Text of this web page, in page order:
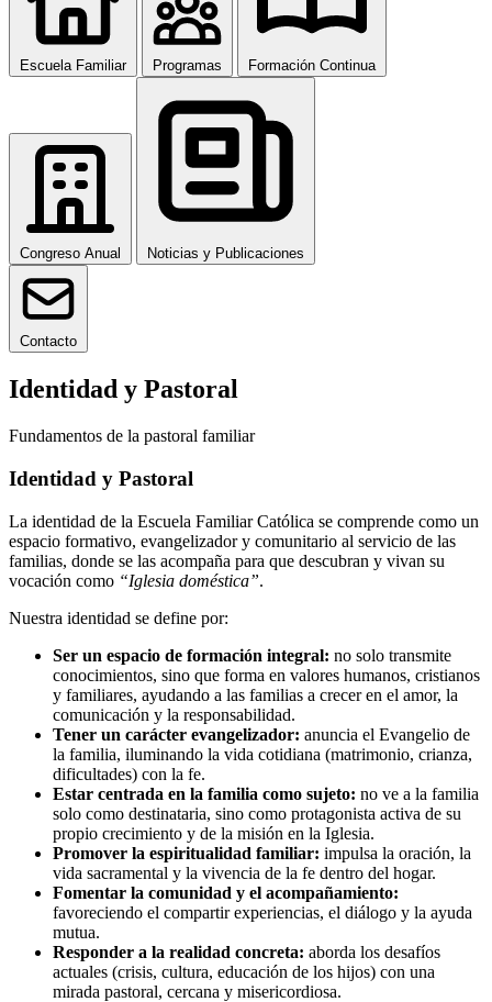
Escuela Familiar Programas Formación Continua
Congreso Anual Noticias y Publicaciones
Contacto
Identidad y Pastoral
Fundamentos de la pastoral familiar
Identidad y Pastoral
La identidad de la Escuela Familiar Católica se comprende como un
espacio formativo, evangelizador y comunitario al servicio de las
familias, donde se las acompaña para que descubran y vivan su
vocación como “Iglesia doméstica”.
Nuestra identidad se define por:
Ser un espacio de formación integral: no solo transmite
conocimientos, sino que forma en valores humanos, cristianos
y familiares, ayudando a las familias a crecer en el amor, la
comunicación y la responsabilidad.
Tener un carácter evangelizador: anuncia el Evangelio de
la familia, iluminando la vida cotidiana (matrimonio, crianza,
dificultades) con la fe.
Estar centrada en la familia como sujeto: no ve a la familia
solo como destinataria, sino como protagonista activa de su
propio crecimiento y de la misión en la Iglesia.
Promover la espiritualidad familiar: impulsa la oración, la
vida sacramental y la vivencia de la fe dentro del hogar.
Fomentar la comunidad y el acompañamiento:
favoreciendo el compartir experiencias, el diálogo y la ayuda
mutua.
Responder a la realidad concreta: aborda los desafíos
actuales (crisis, cultura, educación de los hijos) con una
mirada pastoral, cercana y misericordiosa.